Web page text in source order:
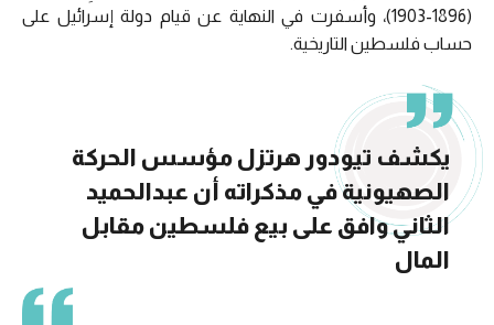
(1896-1903)، وأسفرت في النهاية عن قيام دولة إسرائيل على
حساب فلسطين التاريخية.
يكشف تيودور هرتزل مؤسس الحركة
الصهيونية في مذكراته أن عبدالحميد
الثاني وافق على بيع فلسطين مقابل
المال